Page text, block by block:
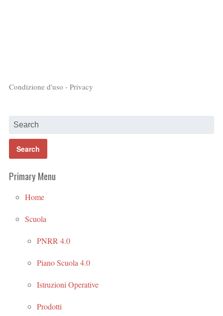
Condizione d'uso - Privacy
Primary Menu
Home
Scuola
PNRR 4.0
Piano Scuola 4.0
Istruzioni Operative
Prodotti